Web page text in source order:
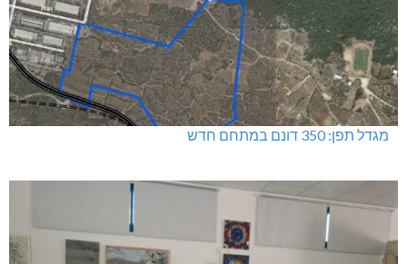
מגדל תפן: 350 דונם במתחם חדש